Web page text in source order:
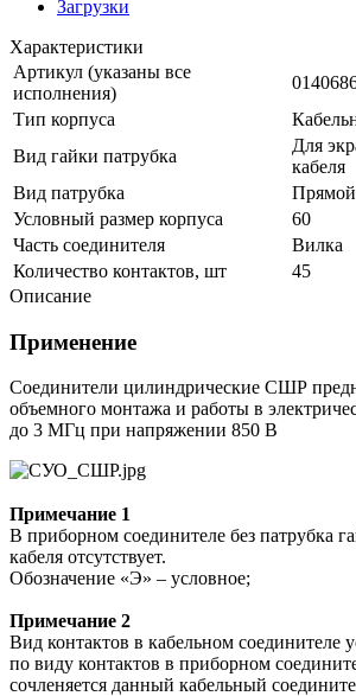
Загрузки
Характеристики
Артикул (указаны все
исполнения)
Тип корпуса
Вид гайки патрубка
Для
кабеля
Вид патрубка
Прямой
Условный размер корпуса
60
Часть соединителя
Вилка
Количество контактов, шт
45
Описание
Применение
Соединители цилиндрические СШР
объемного монтажа и работы в
до 3 МГц при напряжении 850 В
Примечание 1
В приборном соединителе без патрубка
кабеля отсутствует.
Обозначение «Э» – условное;
Примечание 2
Вид контактов в кабельном соединителе
по виду контактов в приборном
сочленяется данный кабельный